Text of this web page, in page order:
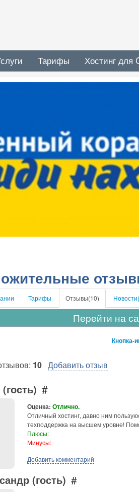
Тарифы Хостинг для
Тарифы Отзывы(10) Новости(
Перейти на
Кнопка-
10 Добавить отзыв
#
Оценка: Отлично.
Отличный хостинг, давно ним
техподдержка на высшем уровне!
Плюсы:
Минусы:
Добавить комментарий
(гость) #